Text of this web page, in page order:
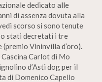
dedicato alle
di assenza dovuta alla
scorso si sono tenute
stati decretati i tre
Vininvilla d’oro).
Carlot di Mo
d’Asti dog per il
di Domenico Capello